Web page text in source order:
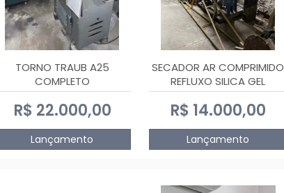
TORNO TRAUB A25
COMPLETO
R$ 22.000,00
Lançamento
SECADOR AR COMPRIMIDO
REFLUXO SILICA GEL
R$ 14.000,00
Lançamento